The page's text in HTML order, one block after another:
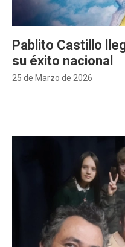
25 de Marzo de 2026
Pablito Castillo
su éxito nacional